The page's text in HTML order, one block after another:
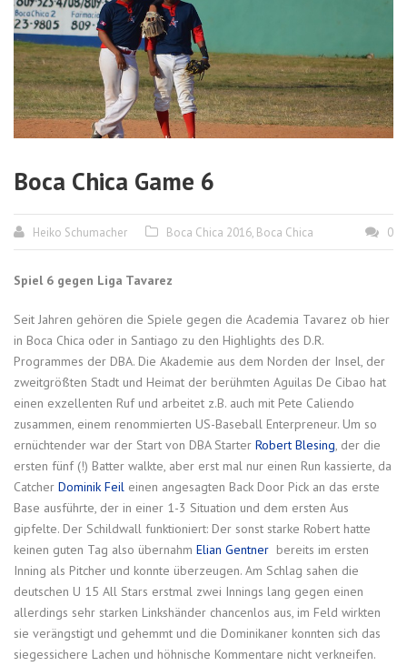
Boca Chica Game 6
Heiko Schumacher Boca Chica 2016, Boca Chica 0
Spiel 6 gegen Liga Tavarez
Seit Jahren gehören die Spiele gegen die Academia Tavarez ob hier
in Boca Chica oder in Santiago zu den Highlights des D.R.
Programmes der DBA. Die Akademie aus dem Norden der Insel, der
zweitgrößten Stadt und Heimat der berühmten Aguilas De Cibao hat
einen exzellenten Ruf und arbeitet z.B. auch mit Pete Caliendo
zusammen, einem renommierten US-Baseball Enterpreneur. Um so
ernüchtender war der Start von DBA Starter Robert Blesing, der die
ersten fünf (!) Batter walkte, aber erst mal nur einen Run kassierte, da
Catcher Dominik Feil einen angesagten Back Door Pick an das erste
Base ausführte, der in einer 1-3 Situation und dem ersten Aus
gipfelte. Der Schildwall funktioniert: Der sonst starke Robert hatte
keinen guten Tag also übernahm Elian Gentner bereits im ersten
Inning als Pitcher und konnte überzeugen. Am Schlag sahen die
deutschen U 15 All Stars erstmal zwei Innings lang gegen einen
allerdings sehr starken Linkshänder chancenlos aus, im Feld wirkten
sie verängstigt und gehemmt und die Dominikaner konnten sich das
siegessichere Lachen und höhnische Kommentare nicht verkneifen.